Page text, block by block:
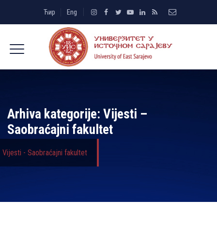
Ћир Eng
Arhiva kategorije: Vijesti –
Saobraćajni fakultet
Vijesti - Saobraćajni fakultet